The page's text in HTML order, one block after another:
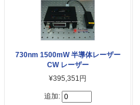
730nm 1500mW 半導体レーザー
CW レーザー
¥395,351円
追加: